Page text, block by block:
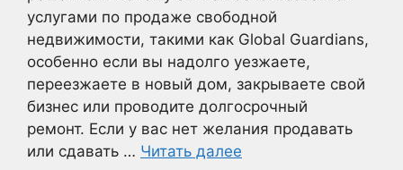
услугами по продаже свободной
недвижимости, такими как Global Guardians,
особенно если вы надолго уезжаете,
переезжаете в новый дом, закрываете свой
бизнес или проводите долгосрочный
ремонт. Если у вас нет желания продавать
или сдавать … Читать далее